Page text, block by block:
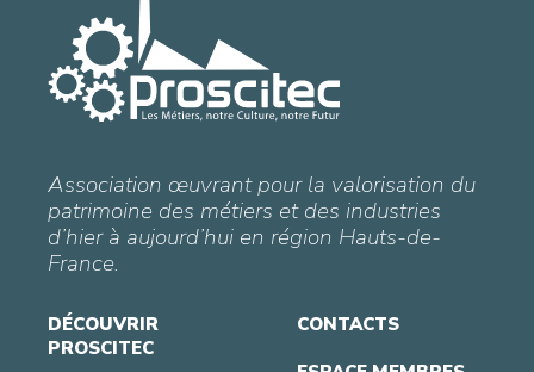
Association œuvrant pour la valorisation du
patrimoine des métiers et des industries
d’hier à aujourd’hui en région Hauts-de-
France.
DÉCOUVRIR
PROSCITEC
CONTACTS